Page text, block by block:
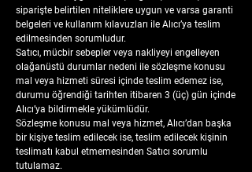
siparişte belirtilen niteliklere uygun ve varsa garanti
belgeleri ve kullanım kılavuzları ile Alıcı’ya teslim
edilmesinden sorumludur.
Satıcı, mücbir sebepler veya nakliyeyi engelleyen
olağanüstü durumlar nedeni ile sözleşme konusu
mal veya hizmeti süresi içinde teslim edemez ise,
durumu öğrendiği tarihten itibaren 3 (üç) gün içinde
Alıcı’ya bildirmekle yükümlüdür.
Sözleşme konusu mal veya hizmet, Alıcı’dan başka
bir kişiye teslim edilecek ise, teslim edilecek kişinin
teslimatı kabul etmemesinden Satıcı sorumlu
tutulamaz.